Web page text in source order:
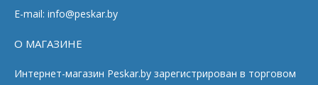
E-mail: info@peskar.by
О МАГАЗИНЕ
Интернет-магазин Peskar.by зарегистрирован в торговом